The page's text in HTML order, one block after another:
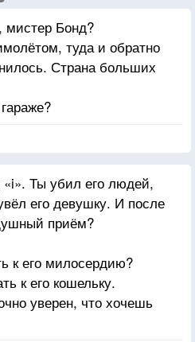
Бонд?
туда и обратно
Страна больших
Ты убил его людей,
его девушку. И после
приём?
к его милосердию?
к его кошельку.
уверен, что хочешь
гость отправился